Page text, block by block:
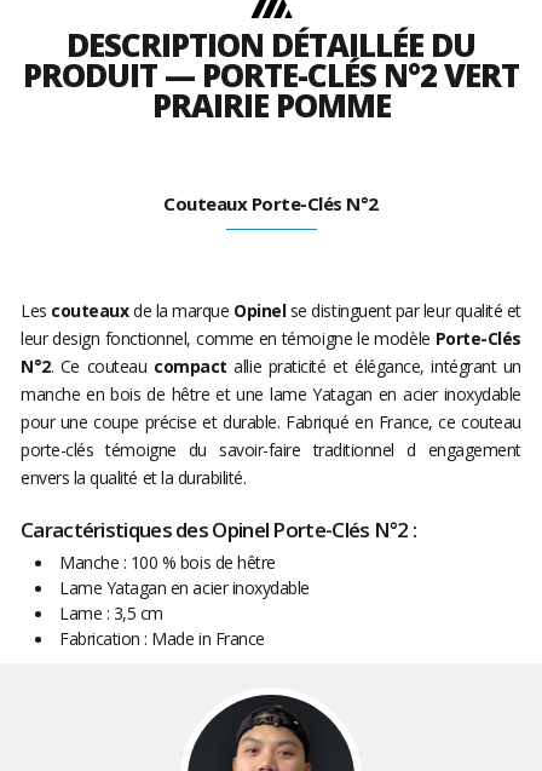
DESCRIPTION DÉTAILLÉE DU
PRODUIT — PORTE-CLÉS N°2 VERT
PRAIRIE POMME
Couteaux Porte-Clés N°2
Les couteauxde la marque Opinelse distinguent par leur qualité et
leur design fonctionnel, comme en témoigne le modèle Porte-Clés
N°2. Ce couteau compact allie praticité et élégance, intégrant un
manche en bois de hêtre et une lame Yatagan en acier inoxydable
pour une coupe précise et durable. Fabriqué en France, ce couteau
porte-clés témoigne du savoir-faire traditionnel d engagement
envers la qualité et la durabilité.
Caractéristiques des Opinel Porte-Clés N°2 :
Manche : 100 % bois de hêtre
Lame Yatagan en acier inoxydable
Lame : 3,5 cm
Fabrication : Made in France